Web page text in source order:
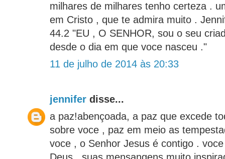
milhares de milhares tenho certeza .
em Cristo , que te admira muito .
44.2 "EU , O SENHOR, sou o seu
desde o dia em que voce nasceu ."
11 de julho de 2014 às 20:33
jennifer disse...
a paz!abençoada, a paz que excede
sobre voce , paz em meio as
voce , o Senhor Jesus é contigo .